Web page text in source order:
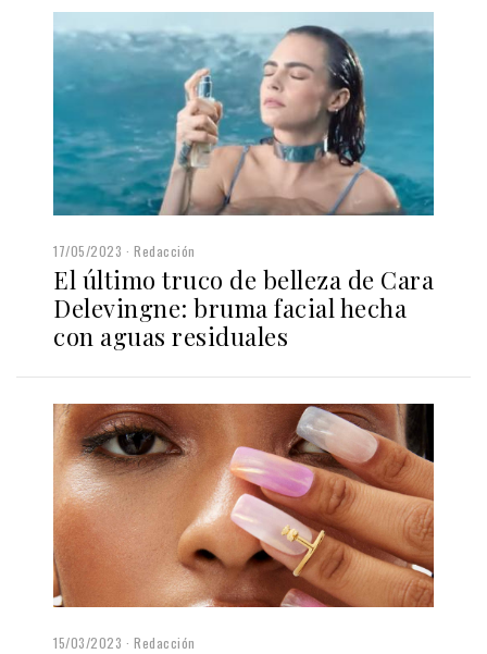
17/05/2023 Redacción
El último truco de belleza de Cara
Delevingne: bruma facial hecha
con aguas residuales
15/03/2023 Redacción